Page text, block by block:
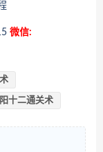
微信:
十二通关术